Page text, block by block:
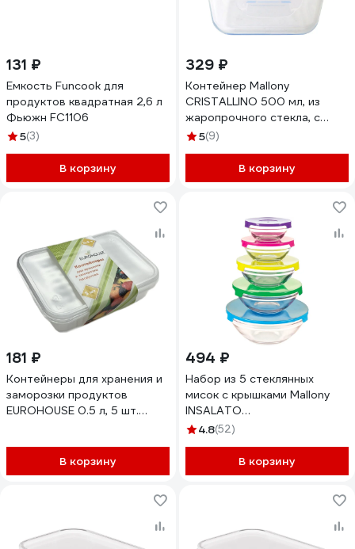
131 ₽
Емкость Funcook для
продуктов квадратная 2,6 л
Фьюжн FC1106
5(3)
В корзину
329 ₽
Контейнер Mallony
CRISTALLINO 500 мл, из
жаропрочного стекла, с
крышкой из пластмассы 00
5(9)
В корзину
181 ₽
Контейнеры для хранения и
заморозки продуктов
EUROHOUSE 0.5 л, 5 шт.
В корзину
494 ₽
Набор из 5 стеклянных
мисок с крышками Mallony
INSALATO
150/210/360/510/920 мл
4.8(52)
В корзину